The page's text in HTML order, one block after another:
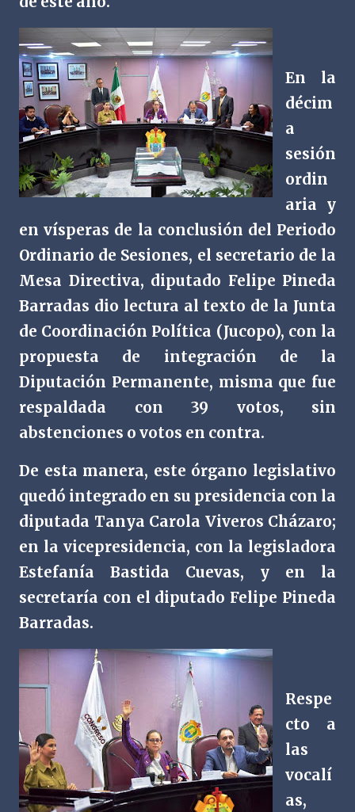
En la
décim
a
sesión
ordin
aria y
en vísperas de la conclusión del Periodo
Ordinario de Sesiones, el secretario de la
Mesa Directiva, diputado Felipe Pineda
Barradas dio lectura al texto de la Junta
de Coordinación Política (Jucopo), con la
propuesta de integración de la
Diputación Permanente, misma que fue
respaldada con 39 votos, sin
abstenciones o votos en contra.
De esta manera, este órgano legislativo
quedó integrado en su presidencia con la
diputada Tanya Carola Viveros Cházaro;
en la vicepresidencia, con la legisladora
Estefanía Bastida Cuevas, y en la
secretaría con el diputado Felipe Pineda
Barradas.
Respe
cto a
las
vocalí
as,